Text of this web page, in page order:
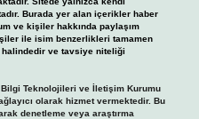
Burada yer alan içerikler haber
ve kişiler hakkında paylaşım
ile isim benzerlikleri tamamen
ve tavsiye niteliği
Bilgi Teknolojileri ve İletişim Kurumu
olarak hizmet vermektedir. Bu
denetleme veya araştırma